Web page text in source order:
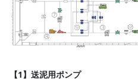
【1】送泥用ポンプ